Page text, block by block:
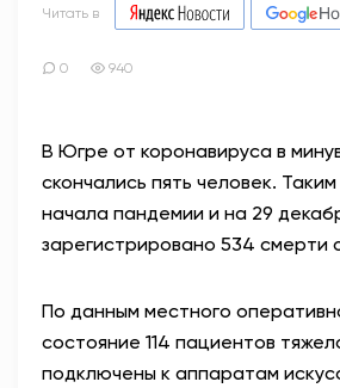
ЭТО У НАС
АНТИТЕРРОР
ОФИЦИАЛЬНО
Читать в
0 940
В Югре от коронавируса в
скончались пять человек.
начала пандемии и на 29
зарегистрировано 534 смерти
По данным местного
состояние 114 пациентов
подключены к аппаратам